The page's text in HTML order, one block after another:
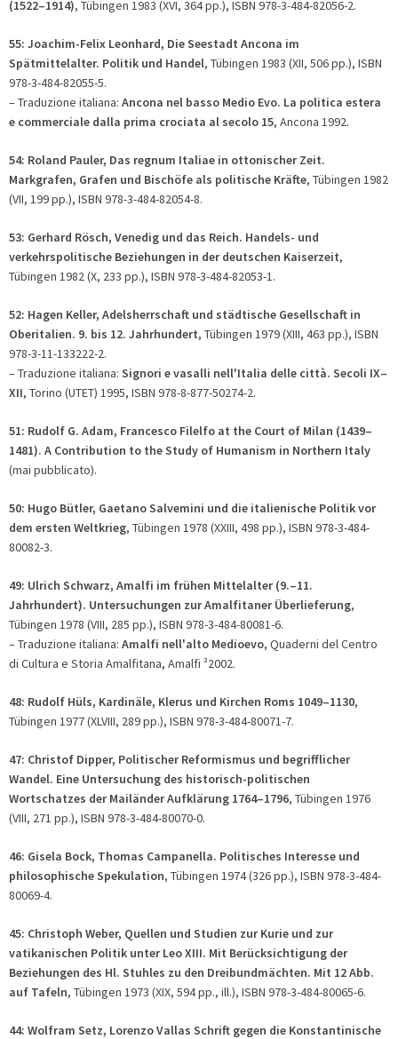
(1522–1914), Tübingen 1983 (XVI, 364 pp.), ISBN 978-3-484-82056-2.
55: Joachim-Felix Leonhard, Die Seestadt Ancona im
Spätmittelalter. Politik und Handel, Tübingen 1983 (XII, 506 pp.), ISBN
978-3-484-82055-5.
– Traduzione italiana: Ancona nel basso Medio Evo. La politica estera
e commerciale dalla prima crociata al secolo 15, Ancona 1992.
54: Roland Pauler, Das regnum Italiae in ottonischer Zeit.
Markgrafen, Grafen und Bischöfe als politische Kräfte, Tübingen 1982
(VII, 199 pp.), ISBN 978-3-484-82054-8.
53: Gerhard Rösch, Venedig und das Reich. Handels- und
verkehrspolitische Beziehungen in der deutschen Kaiserzeit,
Tübingen 1982 (X, 233 pp.), ISBN 978-3-484-82053-1.
52: Hagen Keller, Adelsherrschaft und städtische Gesellschaft in
Oberitalien. 9. bis 12. Jahrhundert, Tübingen 1979 (XIII, 463 pp.), ISBN
978-3-11-133222-2.
– Traduzione italiana: Signori e vasalli nell'Italia delle città. Secoli IX–
XII, Torino (UTET) 1995, ISBN 978-8-877-50274-2.
51: Rudolf G. Adam, Francesco Filelfo at the Court of Milan (1439–
1481). A Contribution to the Study of Humanism in Northern Italy
(mai pubblicato).
50: Hugo Bütler, Gaetano Salvemini und die italienische Politik vor
dem ersten Weltkrieg, Tübingen 1978 (XXIII, 498 pp.), ISBN 978-3-484-
80082-3.
49: Ulrich Schwarz, Amalfi im frühen Mittelalter (9.–11.
Jahrhundert). Untersuchungen zur Amalfitaner Überlieferung,
Tübingen 1978 (VIII, 285 pp.), ISBN 978-3-484-80081-6.
– Traduzione italiana: Amalfi nell'alto Medioevo, Quaderni del Centro
di Cultura e Storia Amalfitana, Amalfi ³2002.
48: Rudolf Hüls, Kardinäle, Klerus und Kirchen Roms 1049–1130,
Tübingen 1977 (XLVIII, 289 pp.), ISBN 978-3-484-80071-7.
47: Christof Dipper, Politischer Reformismus und begrifflicher
Wandel. Eine Untersuchung des historisch-politischen
Wortschatzes der Mailänder Aufklärung 1764–1796, Tübingen 1976
(VIII, 271 pp.), ISBN 978-3-484-80070-0.
46: Gisela Bock, Thomas Campanella. Politisches Interesse und
philosophische Spekulation, Tübingen 1974 (326 pp.), ISBN 978-3-484-
80069-4.
45: Christoph Weber, Quellen und Studien zur Kurie und zur
vatikanischen Politik unter Leo XIII. Mit Berücksichtigung der
Beziehungen des Hl. Stuhles zu den Dreibundmächten. Mit 12 Abb.
auf Tafeln, Tübingen 1973 (XIX, 594 pp., ill.), ISBN 978-3-484-80065-6.
44: Wolfram Setz, Lorenzo Vallas Schrift gegen die Konstantinische